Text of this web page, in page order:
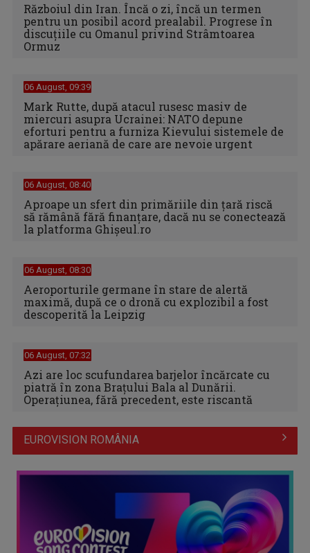
Războiul din Iran. Încă o zi, încă un termen
pentru un posibil acord prealabil. Progrese în
discuțiile cu Omanul privind Strâmtoarea
Ormuz
06 August, 09:39
Mark Rutte, după atacul rusesc masiv de
miercuri asupra Ucrainei: NATO depune
eforturi pentru a furniza Kievului sistemele de
apărare aeriană de care are nevoie urgent
06 August, 08:40
Aproape un sfert din primăriile din țară riscă
să rămână fără finanțare, dacă nu se conectează
la platforma Ghișeul.ro
06 August, 08:30
Aeroporturile germane în stare de alertă
maximă, după ce o dronă cu explozibil a fost
descoperită la Leipzig
06 August, 07:32
Azi are loc scufundarea barjelor încărcate cu
piatră în zona Brațului Bala al Dunării.
Operațiunea, fără precedent, este riscantă
EUROVISION ROMÂNIA